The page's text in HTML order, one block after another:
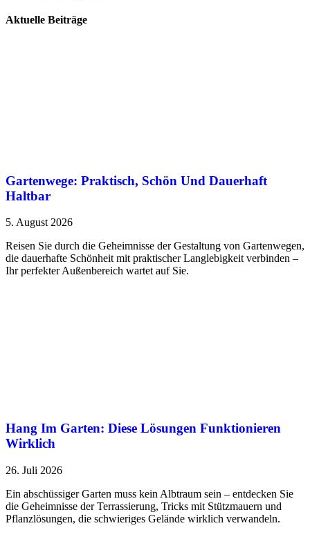
Aktuelle Beiträge
Gartenwege: Praktisch, Schön Und Dauerhaft
Haltbar
5. August 2026
Reisen Sie durch die Geheimnisse der Gestaltung von Gartenwegen,
die dauerhafte Schönheit mit praktischer Langlebigkeit verbinden –
Ihr perfekter Außenbereich wartet auf Sie.
Hang Im Garten: Diese Lösungen Funktionieren
Wirklich
26. Juli 2026
Ein abschüssiger Garten muss kein Albtraum sein – entdecken Sie
die Geheimnisse der Terrassierung, Tricks mit Stützmauern und
Pflanzlösungen, die schwieriges Gelände wirklich verwandeln.